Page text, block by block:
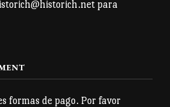
para
formas de pago. Por favor